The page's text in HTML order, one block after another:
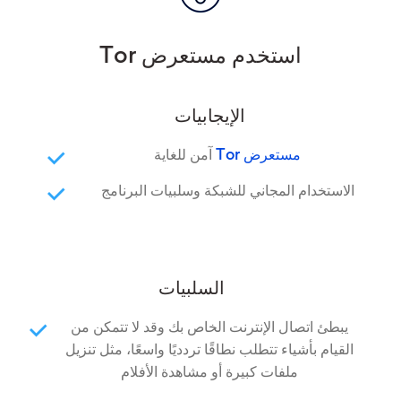
استخدم مستعرض Tor
الإيجابيات
مستعرض Tor آمن للغاية
الاستخدام المجاني للشبكة وسلبيات البرنامج
السلبيات
يبطئ اتصال الإنترنت الخاص بك وقد لا تتمكن من
القيام بأشياء تتطلب نطاقًا تردديًا واسعًا، مثل تنزيل
ملفات كبيرة أو مشاهدة الأفلام